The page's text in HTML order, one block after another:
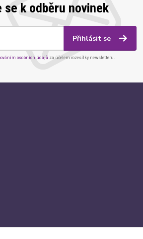
se k odběru novinek
Přihlásit se
osobních údajů za účelem rozesílky newsletteru.